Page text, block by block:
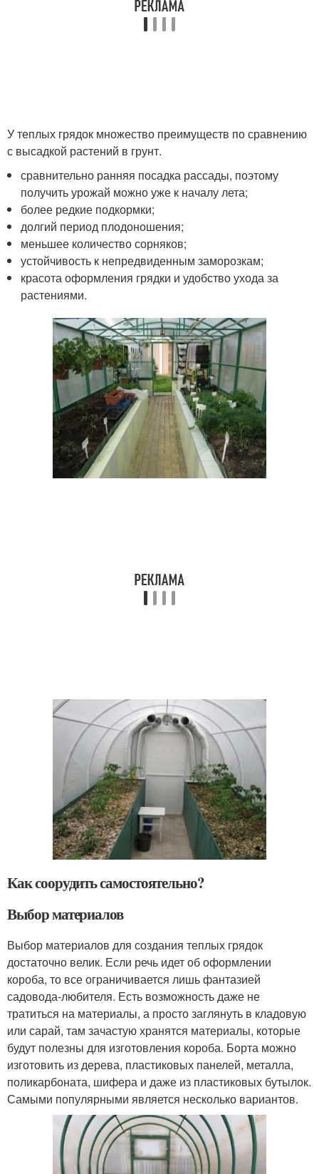
У теплых грядок множество преимуществ по сравнению
с высадкой растений в грунт.
сравнительно ранняя посадка рассады, поэтому
получить урожай можно уже к началу лета;
более редкие подкормки;
долгий период плодоношения;
меньшее количество сорняков;
устойчивость к непредвиденным заморозкам;
красота оформления грядки и удобство ухода за
растениями.
Как соорудить самостоятельно?
Выбор материалов
Выбор материалов для создания теплых грядок
достаточно велик. Если речь идет об оформлении
короба, то все ограничивается лишь фантазией
садовода-любителя. Есть возможность даже не
тратиться на материалы, а просто заглянуть в кладовую
или сарай, там зачастую хранятся материалы, которые
будут полезны для изготовления короба. Борта можно
изготовить из дерева, пластиковых панелей, металла,
поликарбоната, шифера и даже из пластиковых бутылок.
Самыми популярными является несколько вариантов.